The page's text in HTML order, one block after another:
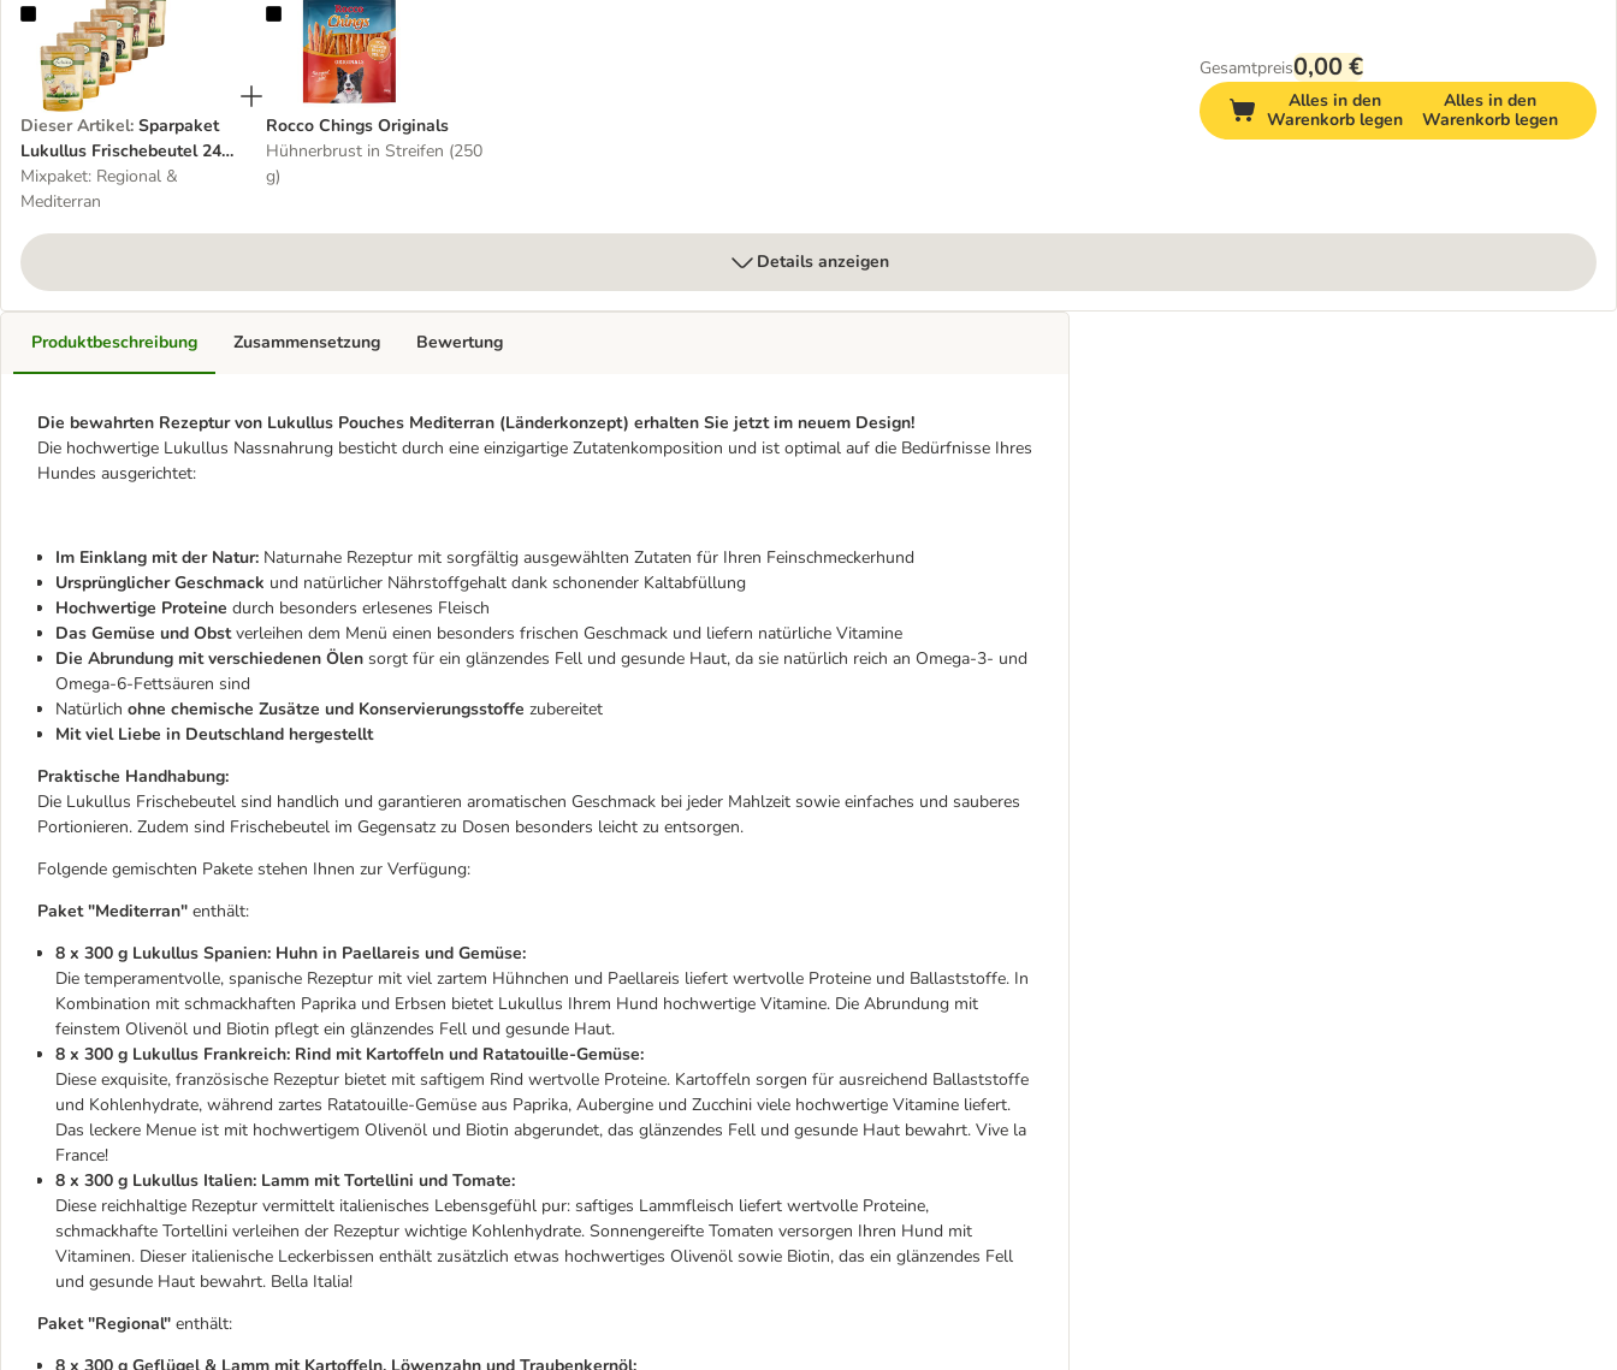
Sparpaket Lukullus Frischebeutel 24 x 300 g
Dieser Artikel: Sparpaket
Lukullus Frischebeutel 24 x
300 g
Mixpaket: Regional &
Mediterran
Rocco Chings Originals
Rocco Chings Originals
Hühnerbrust in Streifen (250
g)
Gesamtpreis0,00 €
Alles in den
Warenkorb legen
Alles in den
Warenkorb legen
Details anzeigen
Produktbeschreibung
Die bewahrten Rezeptur von Lukullus Pouches Mediterran (Länderkonzept) erhalten Sie jetzt im neuem Design!
Die hochwertige Lukullus Nassnahrung besticht durch eine einzigartige Zutatenkomposition und ist optimal auf die Bedürfnisse Ihres
Hundes ausgerichtet:
Im Einklang mit der Natur: Naturnahe Rezeptur mit sorgfältig ausgewählten Zutaten für Ihren Feinschmeckerhund
Ursprünglicher Geschmack und natürlicher Nährstoffgehalt dank schonender Kaltabfüllung
Hochwertige Proteine durch besonders erlesenes Fleisch
Das Gemüse und Obstverleihen dem Menü einen besonders frischen Geschmack und liefern natürliche Vitamine
Die Abrundung mit verschiedenen Ölen sorgt für ein glänzendes Fell und gesunde Haut, da sie natürlich reich an Omega-3- und
Omega-6-Fettsäuren sind
Natürlich ohne chemische Zusätze und Konservierungsstoffe zubereitet
Mit viel Liebe in Deutschland hergestellt
Praktische Handhabung:
Die Lukullus Frischebeutel sind handlich und garantieren aromatischen Geschmack bei jeder Mahlzeit sowie einfaches und sauberes
Portionieren. Zudem sind Frischebeutel im Gegensatz zu Dosen besonders leicht zu entsorgen.
Folgende gemischten Pakete stehen Ihnen zur Verfügung:
Paket "Mediterran" enthält:
8 x 300 g Lukullus Spanien: Huhn in Paellareis und Gemüse:
Die temperamentvolle, spanische Rezeptur mit viel zartem Hühnchen und Paellareis liefert wertvolle Proteine und Ballaststoffe. In
Kombination mit schmackhaften Paprika und Erbsen bietet Lukullus Ihrem Hund hochwertige Vitamine. Die Abrundung mit
feinstem Olivenöl und Biotin pflegt ein glänzendes Fell und gesunde Haut.
8 x 300 g Lukullus Frankreich: Rind mit Kartoffeln und Ratatouille-Gemüse:
Diese exquisite, französische Rezeptur bietet mit saftigem Rind wertvolle Proteine. Kartoffeln sorgen für ausreichend Ballaststoffe
und Kohlenhydrate, während zartes Ratatouille-Gemüse aus Paprika, Aubergine und Zucchini viele hochwertige Vitamine liefert.
Das leckere Menue ist mit hochwertigem Olivenöl und Biotin abgerundet, das glänzendes Fell und gesunde Haut bewahrt. Vive la
France!
8 x 300 g Lukullus Italien: Lamm mit Tortellini und Tomate:
Diese reichhaltige Rezeptur vermittelt italienisches Lebensgefühl pur: saftiges Lammfleisch liefert wertvolle Proteine,
schmackhafte Tortellini verleihen der Rezeptur wichtige Kohlenhydrate. Sonnengereifte Tomaten versorgen Ihren Hund mit
Vitaminen. Dieser italienische Leckerbissen enthält zusätzlich etwas hochwertiges Olivenöl sowie Biotin, das ein glänzendes Fell
und gesunde Haut bewahrt. Bella Italia!
Paket "Regional" enthält:
Zusammensetzung Bewertung